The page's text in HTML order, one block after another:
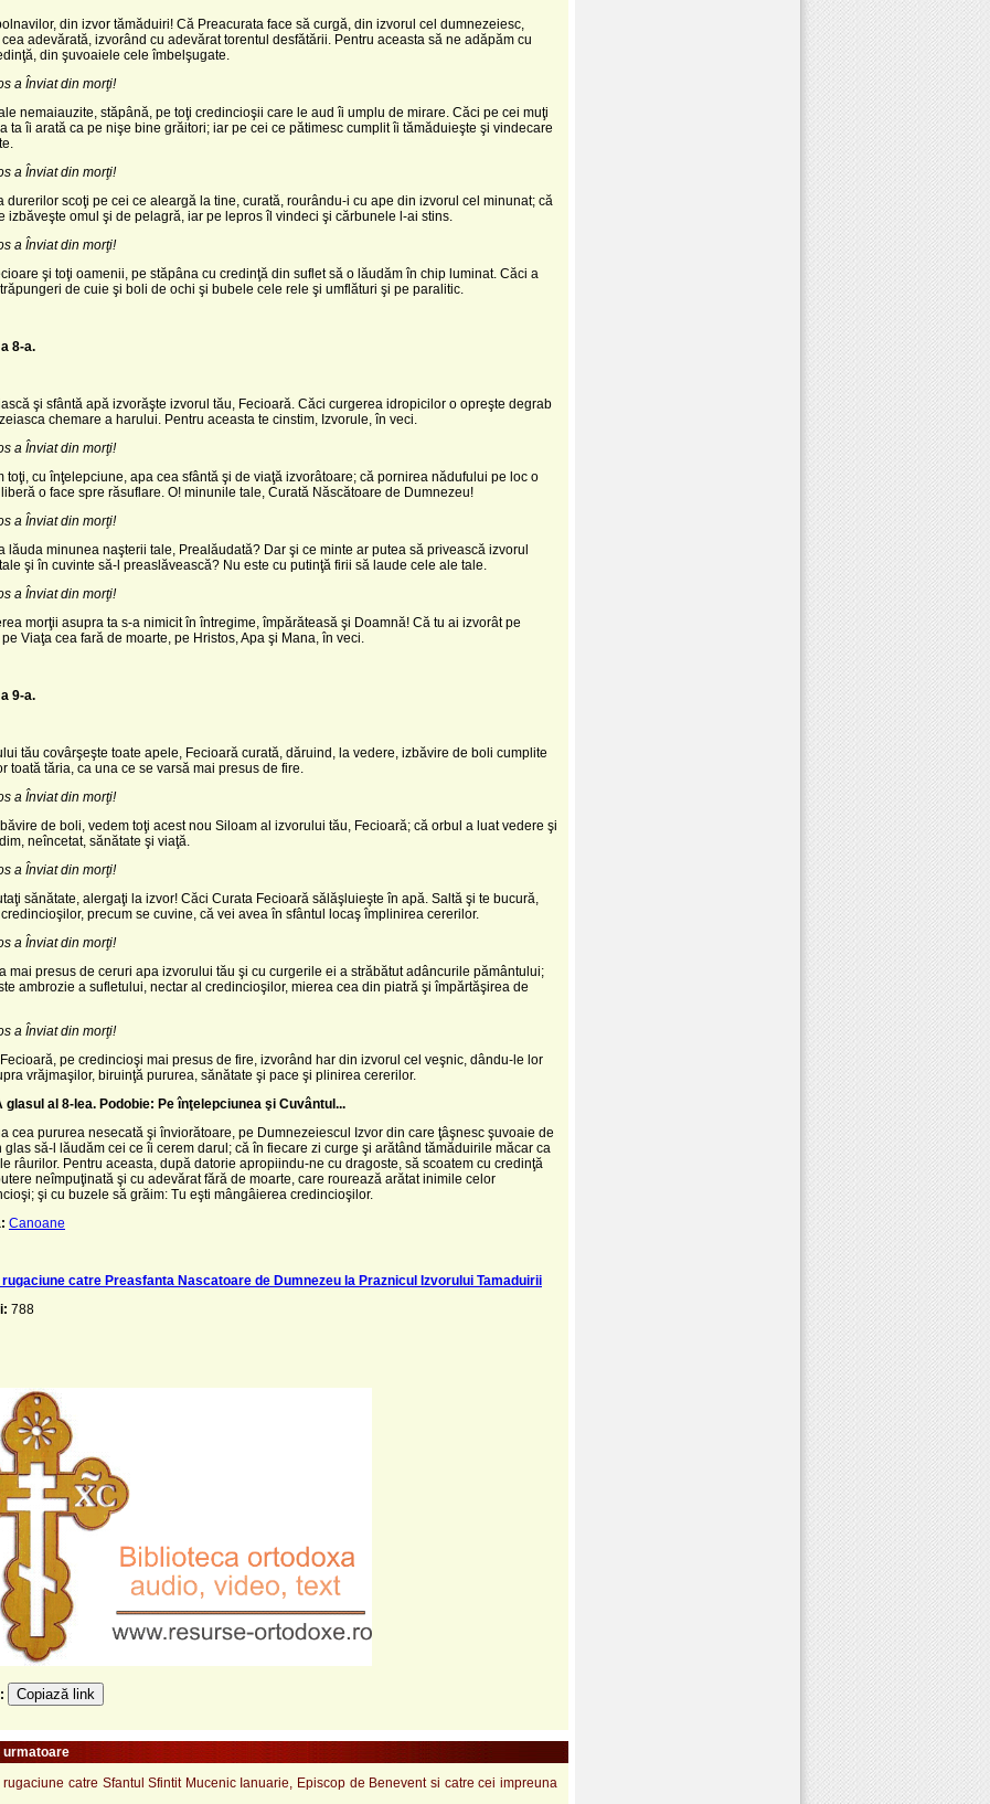
din izvor tămăduiri! Că Preacurata face să curgă, din izvorul cel dumnezeiesc,
adevărată, izvorând cu adevărat torentul desfătării. Pentru aceasta să ne adăpăm cu
din şuvoaiele cele îmbelşugate.
a Înviat din morţi!
nemaiauzite, stă­până, pe toţi credincioşii care le aud îi umplu de mirare. Căci pe cei muţi
ta îi arată ca pe nişe bine grăitori; iar pe cei ce pătimesc cumplit îi tămăduieşte şi vindecare
a Înviat din morţi!
durerilor scoţi pe cei ce aleargă la tine, curată, rourându-i cu ape din izvorul cel minu­nat; că
izbăveşte omul şi de pelagră, iar pe lepros îl vindeci şi cărbunele l-ai stins.
a Înviat din morţi!
şi toţi oamenii, pe stăpâna cu credinţă din suflet să o lăudăm în chip luminat. Căci a
de cuie şi boli de ochi şi bubele cele rele şi umflături şi pe paralitic.
8-a.
şi sfântă apă izvorăşte izvorul tău, Fecioară. Căci curgerea idropicilor o opreşte degrab
chemare a harului. Pentru aceasta te cinstim, Izvorule, în veci.
a Înviat din morţi!
toţi, cu înţelepciune, apa cea sfântă şi de viaţă izvorâtoare; că pornirea nădufului pe loc o
o face spre răsuflare. O! minunile tale, Curată Născătoare de Dumnezeu!
a Înviat din morţi!
lăuda minunea naş­terii tale, Prealăudată? Dar şi ce minte ar putea să privească izvo­rul
şi în cuvinte să-l preaslăvească? Nu este cu putinţă firii să laude cele ale tale.
a Înviat din morţi!
morţii asupra ta s-a nimicit în întregime, împără­teasă şi Doamnă! Că tu ai izvorât pe
Viaţa cea fară de moarte, pe Hristos, Apa şi Mana, în veci.
9-a.
tău covârşeşte toate apele, Fecioară curată, dăruind, la vedere, izbăvire de boli cumplite
toată tăria, ca una ce se varsă mai presus de fire.
a Înviat din morţi!
de boli, vedem toţi acest nou Siloam al izvorului tău, Fecioară; că orbul a luat vedere şi
neîncetat, sănătate şi viaţă.
a Înviat din morţi!
sănătate, alergaţi la izvor! Căci Curata Fecioară să­lăşluieşte în apă. Saltă şi te bucură,
precum se cuvine, că vei avea în sfântul locaş împlinirea cererilor.
a Înviat din morţi!
mai presus de ce­ruri apa izvorului tău şi cu curge­rile ei a străbătut adâncurile pământului;
ambrozie a sufletului, nectar al credincioşilor, mierea cea din piatră şi împărtă­şirea de
a Înviat din morţi!
pe credin­cioşi mai presus de fire, izvorând har din izvorul cel veşnic, dându-le lor
vrăjmaşilor, bi­ruinţă pururea, sănătate şi pace şi plinirea cererilor.
glasul al 8-lea. Podobie: Pe înţelepciunea şi Cuvântul...
cea pururea nese­cată şi înviorătoare, pe Dumne­zeiescul Izvor din care ţâşnesc şuvoaie de
glas să-l lăudăm cei ce îi cerem darul; că în fiecare zi curge şi arătând tămă­duirile măcar ca
râu­rilor. Pentru aceasta, după datorie apropiindu-ne cu dragoste, să scoatem cu credinţă
neîmpuţinată şi cu adevărat fără de moarte, care rourează arătat inimile celor
şi cu buzele să grăim: Tu eşti mângâierea credincioşilor.
Canoane
rugaciune catre Preasfanta Nascatoare de Dumnezeu la Praznicul Izvorului Tamaduirii
788
Copiază link
catre Sfantul Sfintit Mucenic Ianuarie, Episcop de Benevent si catre cei impreuna